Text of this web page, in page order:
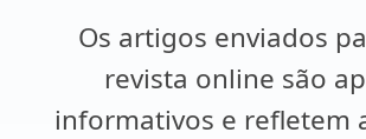
Os artigos enviados
revista online são
informativos e refletem